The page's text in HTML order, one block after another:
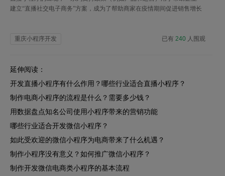
建立“直播社交电子商务”方案，成为了帮助商家在疫情期间促进销售增长
重庆小程序开发 已有240 人围观
延伸阅读：
开发直播小程序有什么作用？哪些行业适合直播小程序？
制作电商小程序的流程是什么？需要多少钱？
用数据盘点知名公司使用小程序带来的营销功能
哪些行业适合开发微信小程序？
如此受欢迎的微信小程序为电商带来了什么机遇？
制作小程序没有意义？如何推广微信小程序？
制作开发微信电商类小程序的基本流程